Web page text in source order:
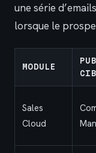
une série
lorsque le
MODULE
Sales
Cloud